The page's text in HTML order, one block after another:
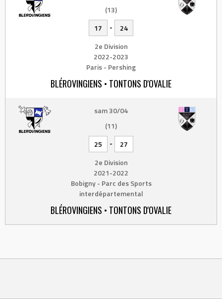
(13)
17
-
24
2e Division
2022-2023
Paris - Pershing
BLÉROVINGIENS • TONTONS D'OVALIE
sam 30/04
(11)
25
-
27
2e Division
2021-2022
Bobigny - Parc des Sports
interdépartemental
BLÉROVINGIENS • TONTONS D'OVALIE